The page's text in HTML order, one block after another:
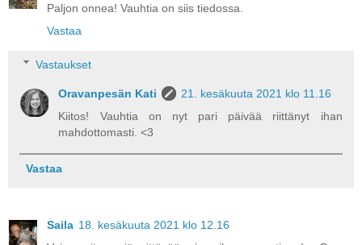
Paljon onnea! Vauhtia on siis tiedossa.
Vastaa
Vastaukset
Oravanpesän Kati
21. kesäkuuta 2021 klo 11.16
Kiitos! Vauhtia on nyt pari päivää riittänyt ihan
mahdottomasti. <3
Vastaa
Saila 18. kesäkuuta 2021 klo 12.16